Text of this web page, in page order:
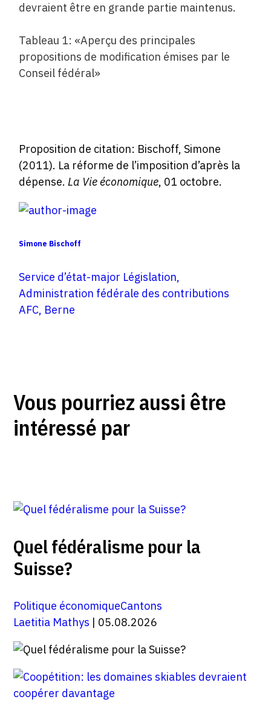
devraient être en grande partie maintenus.
Tableau 1: «Aperçu des principales
propositions de modification émises par le
Conseil fédéral»
Proposition de citation: Bischoff, Simone
(2011). La réforme de l’imposition d’après la
dépense. La Vie économique, 01 octobre.
Simone Bischoff
Service d’état-major Législation,
Administration fédérale des contributions
AFC, Berne
Vous pourriez aussi être
intéressé par
Quel fédéralisme pour la
Suisse?
Politique économiqueCantons
Laetitia Mathys | 05.08.2026